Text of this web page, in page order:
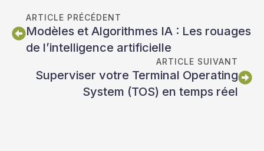
ARTICLE PRÉCÉDENT
Modèles et Algorithmes IA : Les rouages
de l’intelligence artificielle
ARTICLE SUIVANT
Superviser votre Terminal Operating
System (TOS) en temps réel